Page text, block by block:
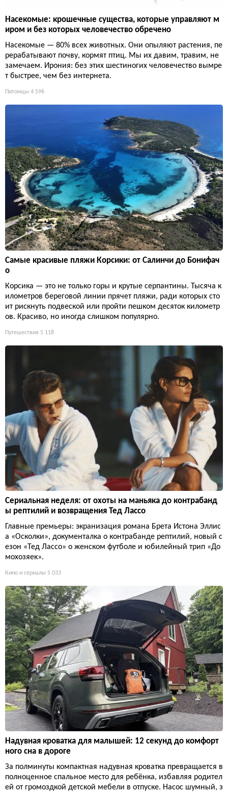
Насекомые: крошечные существа, которые управляют м
иром и без которых человечество обречено
Насекомые — 80% всех животных. Они опыляют растения, пе
рерабатывают почву, кормят птиц. Мы их давим, травим, не
замечаем. Ирония: без этих шестиногих человечество вымре
т быстрее, чем без интернета.
Питомцы 4 596
Самые красивые пляжи Корсики: от Салинчи до Бонифач
о
Корсика — это не только горы и крутые серпантины. Тысяча к
илометров береговой линии прячет пляжи, ради которых сто
ит рискнуть подвеской или пройти пешком десяток километр
ов. Красиво, но иногда слишком популярно.
Путешествия 5 118
Сериальная неделя: от охоты на маньяка до контрабанд
ы рептилий и возвращения Тед Лассо
Главные премьеры: экранизация романа Брета Истона Эллис
а «Осколки», документалка о контрабанде рептилий, новый с
езон «Тед Лассо» о женском футболе и юбилейный трип «До
мохозяек».
Кино и сериалы 5 033
Надувная кроватка для малышей: 12 секунд до комфорт
ного сна в дороге
За полминуты компактная надувная кроватка превращается в
полноценное спальное место для ребёнка, избавляя родител
ей от громоздкой детской мебели в отпуске. Насос шумный, з